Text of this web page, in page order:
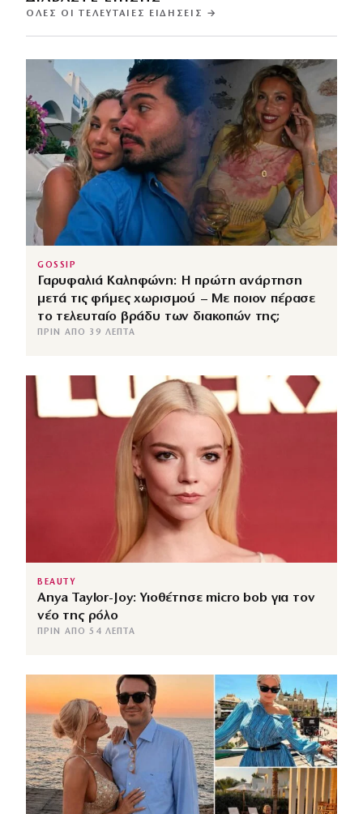
ΌΛΕΣ ΟΙ ΤΕΛΕΥΤΑΊΕΣ ΕΙΔΉΣΕΙΣ →
GOSSIP
Γαρυφαλιά Καληφώνη: Η πρώτη ανάρτηση
μετά τις φήμες χωρισμού – Με ποιον πέρασε
το τελευταίο βράδυ των διακοπών της;
ΠΡΙΝ ΑΠΌ 39 ΛΕΠΤΆ
BEAUTY
Anya Taylor-Joy: Υιοθέτησε micro bob για τον
νέο της ρόλο
ΠΡΙΝ ΑΠΌ 54 ΛΕΠΤΆ